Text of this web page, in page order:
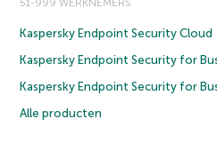
51-999 WERKNEMERS
Kaspersky Endpoint Security Cloud
Kaspersky Endpoint Security for
Kaspersky Endpoint Security for
Alle producten